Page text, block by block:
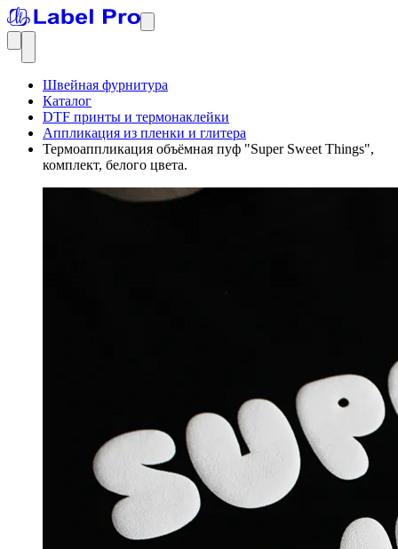
Швейная фурнитура
Каталог
DTF принты и термонаклейки
Аппликация из пленки и глитера
Термоаппликация объёмная пуф "Super Sweet Things",
комплект, белого цвета.